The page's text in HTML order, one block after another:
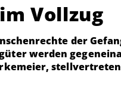
Vollzug
der
werden